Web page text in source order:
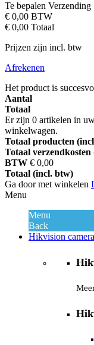
Te bepalen Verzending
€ 0,00 BTW
€ 0,00 Totaal
Prijzen zijn incl. btw
Afrekenen
Het product is
Aantal
Totaal
Er zijn 0 artikelen in
winkelwagen.
Totaal producten
Totaal
BTW € 0,00
Totaal (incl. btw)
Ga door met winkelen
Menu
Menu
Back
Hikvision